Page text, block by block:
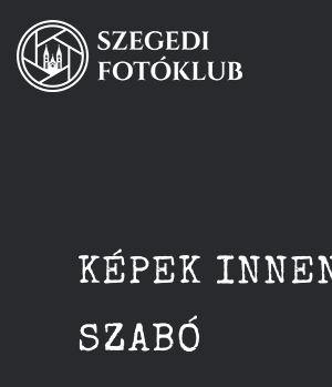
Kihagyás
Pályázatok
Tagjaink
KÉPEK
SZABÓ